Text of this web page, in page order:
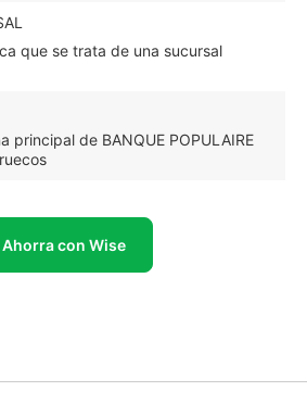
que se trata de una sucursal
principal de BANQUE POPULAIRE
Ahorra con Wise